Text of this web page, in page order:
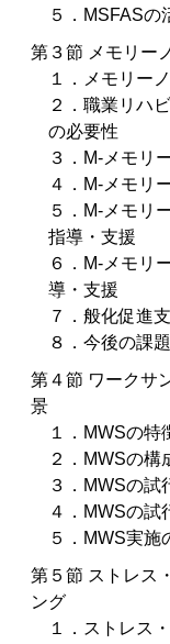
５．MSFASの
第３節 メモリー
１．メモリー
２．職業リハ
の必要性
３．M-メモリ
４．M-メモリ
５．M-メモリ
指導・支援
６．M-メモリ
導・支援
７．般化促進
８．今後の課題
第４節 ワークサ
景
１．MWSの特
２．MWSの構
３．MWSの試
４．MWSの試
５．MWS実施
第５節 ストレス
ング
１．ストレス